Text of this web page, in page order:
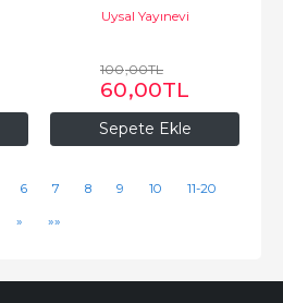
Sepete Ekle
Uysal Yayınevi
100,00TL
60,00TL
6 7 8 9 10 11-20
» »»